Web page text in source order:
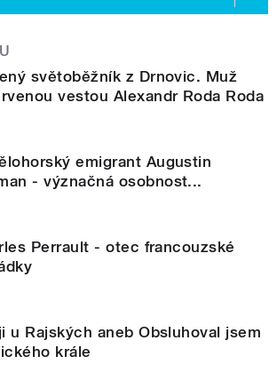
světoběžník z Drnovic. Muž
vestou Alexandr Roda Roda
emigrant Augustin
- význačná osobnost...
Perrault - otec francouzské
u Rajských aneb Obsluhoval jsem
krále